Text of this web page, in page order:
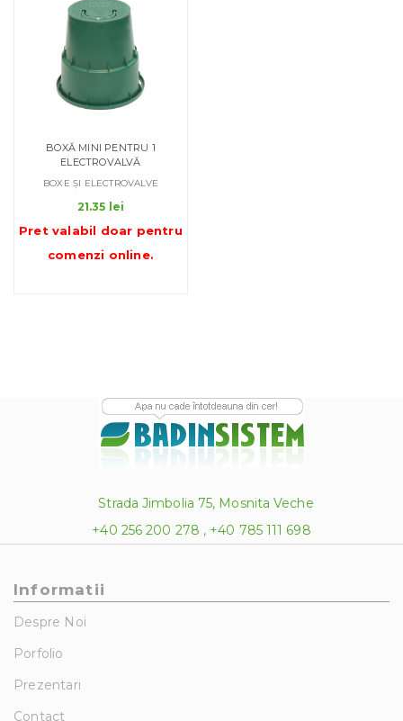
BOXĂ MINI PENTRU 1
ELECTROVALVĂ
BOXE ȘI ELECTROVALVE
21.35 lei
Pret valabil doar pentru
comenzi online.
Strada Jimbolia 75, Mosnita Veche
+40 256 200 278 , +40 785 111 698
Informatii
Despre Noi
Porfolio
Prezentari
Contact